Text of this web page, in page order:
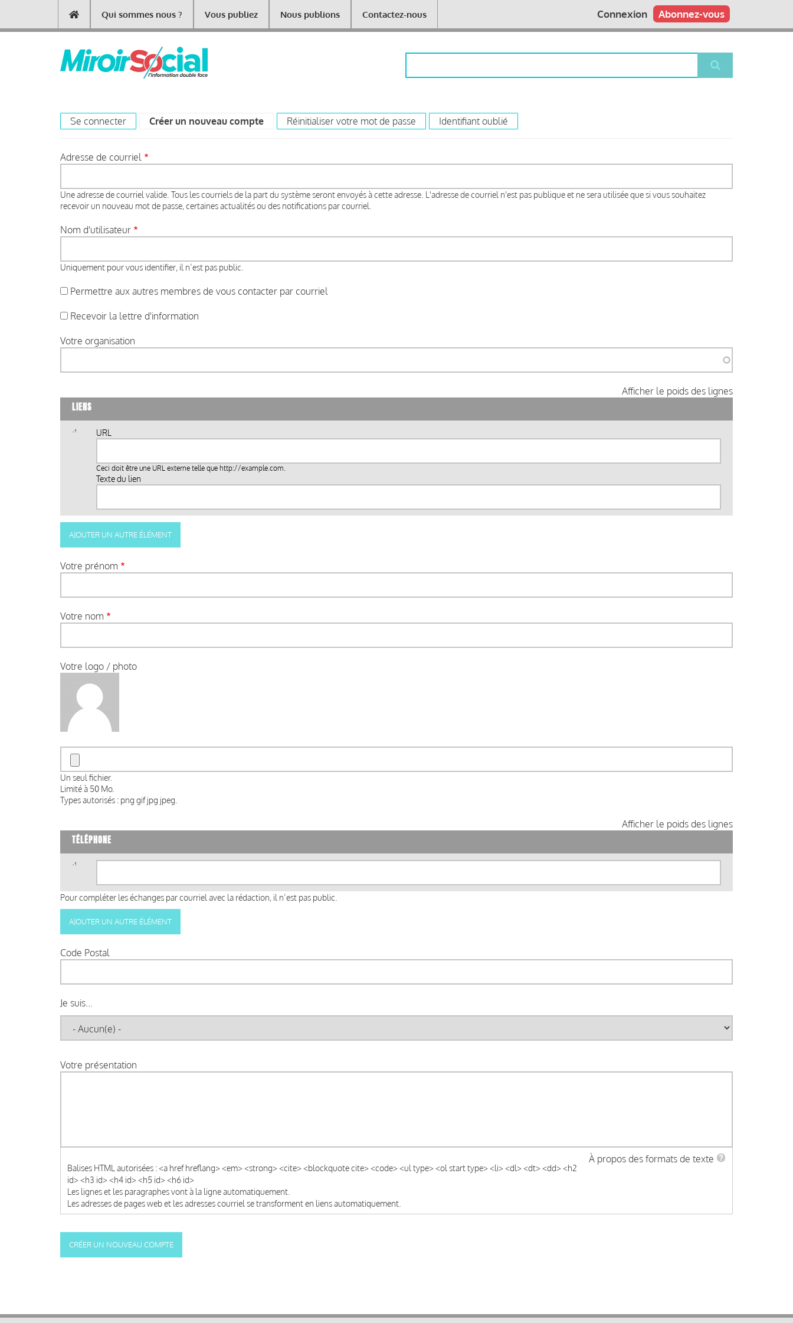
contenu
Main
navigation
Qui sommes nous ? Vous publiez Nous publions Contactez-nous Abonnez-vous
Connexion
Primary
tabs
Se connecter Créer un nouveau compte (onglet actif)
Réinitialiser votre mot de passe Identifiant oublié
Adresse de courriel
Une adresse de courriel valide. Tous les courriels de la part du système seront envoyés à cette adresse. L'adresse de courriel n'est pas publique et ne sera utilisée que si vous souhaitez
recevoir un nouveau mot de passe, certaines actualités ou des notifications par courriel.
Nom d'utilisateur
Uniquement pour vous identifier, il n’est pas public.
Permettre aux autres membres de vous contacter par courriel
Recevoir la lettre d'information
Votre organisation
Afficher le poids des lignes
LIENS
URL
Ceci doit être une URL externe telle que http://example.com.
Texte du lien
Votre prénom
Votre nom
Votre logo / photo
Un seul fichier.
Limité à 50 Mo.
Types autorisés : png gif jpg jpeg.
Afficher le poids des lignes
TÉLÉPHONE
1)
Pour compléter les échanges par courriel avec la rédaction, il n’est pas public.
Code Postal
Je suis...
Votre présentation
À propos des formats de texte
Balises HTML autorisées : <a href hreflang> <em> <strong> <cite> <blockquote cite> <code> <ul type> <ol start type> <li> <dl> <dt> <dd> <h2
id> <h3 id> <h4 id> <h5 id> <h6 id>
Les lignes et les paragraphes vont à la ligne automatiquement.
Les adresses de pages web et les adresses courriel se transforment en liens automatiquement.